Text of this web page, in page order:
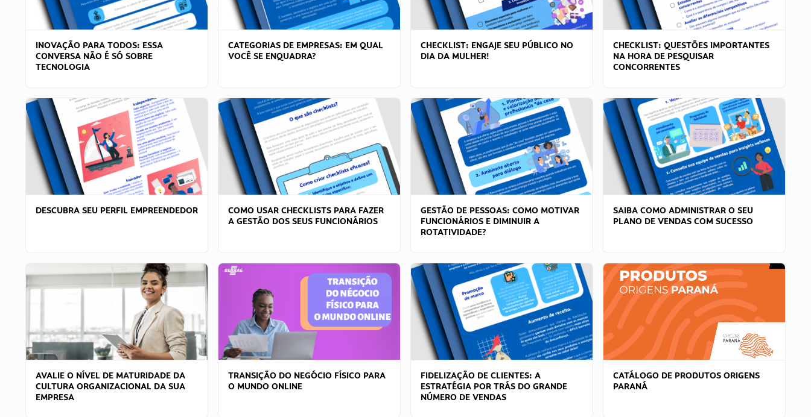
INOVAÇÃO PARA TODOS: ESSA
CONVERSA NÃO É SÓ SOBRE
TECNOLOGIA
CATEGORIAS DE EMPRESAS: EM QUAL
VOCÊ SE ENQUADRA?
CHECKLIST: ENGAJE SEU PÚBLICO NO
DIA DA MULHER!
CHECKLIST: QUESTÕES IMPORTANTES
NA HORA DE PESQUISAR
CONCORRENTES
DESCUBRA SEU PERFIL EMPREENDEDOR
COMO USAR CHECKLISTS PARA FAZER
A GESTÃO DOS SEUS FUNCIONÁRIOS
GESTÃO DE PESSOAS: COMO MOTIVAR
FUNCIONÁRIOS E DIMINUIR A
ROTATIVIDADE?
SAIBA COMO ADMINISTRAR O SEU
PLANO DE VENDAS COM SUCESSO
AVALIE O NÍVEL DE MATURIDADE DA
CULTURA ORGANIZACIONAL DA SUA
EMPRESA
TRANSIÇÃO DO NEGÓCIO FÍSICO PARA
O MUNDO ONLINE
FIDELIZAÇÃO DE CLIENTES: A
ESTRATÉGIA POR TRÁS DO GRANDE
NÚMERO DE VENDAS
CATÁLOGO DE PRODUTOS ORIGENS
PARANÁ